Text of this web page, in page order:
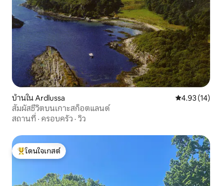
บ้านใน Ardlussa คะแนนเฉลี่ย
4.93 (14)
สัมผัสชีวิตบนเกาะสก็อตแลนด์
สถานที่ · ครอบครัว · วิว
โดนใจเกสต์ที่สุด
โดนใจเกสต์